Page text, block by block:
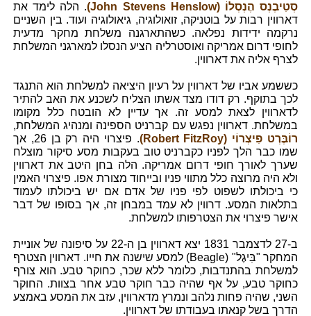
סְטִיבֶנְס הֶנְסְלוֹ (John Stevens Henslow)
. הלה לימד את
דארווין רבות על בוטניקה, זואולוגיה, גיאולוגיה ועוד. בין השניים
נרקמה ידידות נפלאה. כשהתארגנה משלחת מחקר מדעית
לחופי דרום אמריקה ואוסטרליה הציע הנסלו למארגני המשלחת
לצרף אליה את דארווין.
כששמע אביו של דארווין על רעיון היציאה למשלחת הוא התנגד
לכך בתוקף. רק דודו מצד אשתו הצליח לשכנע את האב להתיר
לדארווין לצאת למסע זה. אך עדיין לא הובטח כלל מקומו
במשלחת. דארווין נפגש עם קברניט הספינה ומנהיג המשלחת,
רוֹבֶּרְט פִיצְרוֹי (Robert FitzRoy)
. פיצרוי היה רק בן 26, אך
שמו כבר הלך לפניו כקברניט טוב בעקבות מסע סיקור מוצלח
שערך לאורך חופי דרום אמריקה. הלה בחן היטב את דארווין
ולא היה מרוצה כלל מתווי פניו ובייחוד מצורת אפו. פיצרוי האמין
כי ביכולתו לשפוט לפי פניו של אדם אם יש ביכולתו לעמוד
בתלאות המסע. דרווין לא עמד במבחן זה, אך בסופו של דבר
אישר פיצרוי את הצטרפותו למשלחת.
ב-27 לדצמבר 1831 יצא דארווין בן ה-22 על סיפונה של אוניית
המחקר "בִּיגֶל" (Beagle) למסע שישנה את חייו. דארווין הצטרף
למשלחת בהתנדבות, כלומר ללא שכר, כחוקר טבע. הוא צורף
כחוקר טבע, על אף שהיה כבר חוקר טבע אחר בצוות. החוקר
השני, שהיה פחות נלהב ונמרץ מדארווין, עזב את המסע באמצע
הדרך בשל קנאתו בעבודתו של דארווין.